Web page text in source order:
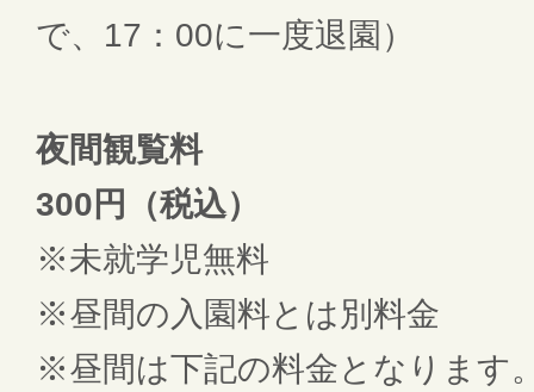
で、17：00に一度退園）
夜間観覧料
300円（税込）
※未就学児無料
※昼間の入園料とは別料金
※昼間は下記の料金となります